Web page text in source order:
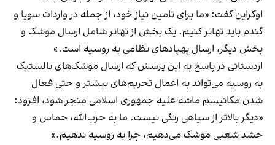
اوکراین گفت: «ما برای تامین نیاز خود، از جمله در واردات سویا و
گندم باید تهاتر کنیم. یک بخش از تهاتر شامل ارسال موشک و
بخش دیگر، ارسال پهپادهای نظامی به روسیه است.»
اردستانی در پاسخ به این پرسش که ارسال موشک‌های بالستیک
به روسیه می‌تواند به اعمال تحریم‌های بیشتر و حتی فعال
شدن مکانیسم ماشه علیه جمهوری اسلامی منجر شود، افزود:
«دیگر بالاتر از سیاهی رنگی نیست. ما به حزب‌الله، حماس و
حشد شعبی موشک می‌دهیم، چرا به روسیه ندهیم.»